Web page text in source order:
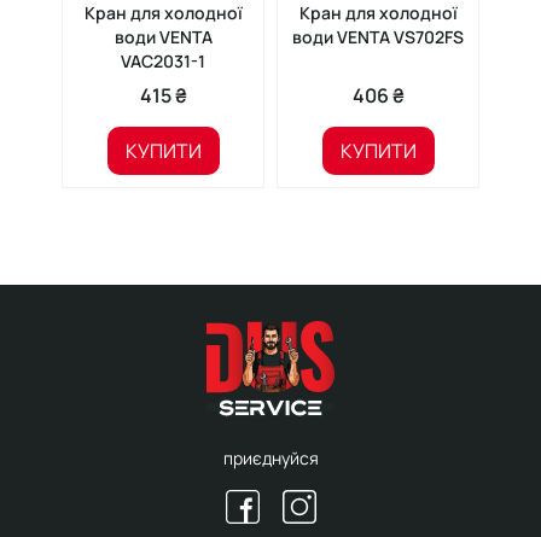
Кран для холодної
води VENTA
VAC2031-1
415 ₴
КУПИТИ
Кран для холодної
води VENTA VS702FS
406 ₴
КУПИТИ
приєднуйся